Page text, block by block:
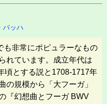
バッハ
も非常にポピュラーなもの
れています。成立年代は
頃とする説と1708-1717年
の規模から「大フーガ」
『幻想曲とフーガ BWV